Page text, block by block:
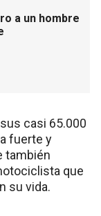
a un hombre
casi 65.000
fuerte y
también
que
su vida.